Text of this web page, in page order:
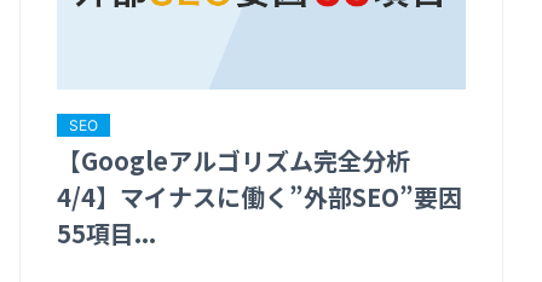
SEO
【Googleアルゴリズム完全分析
4/4】マイナスに働く”外部SEO”要因
55項目...